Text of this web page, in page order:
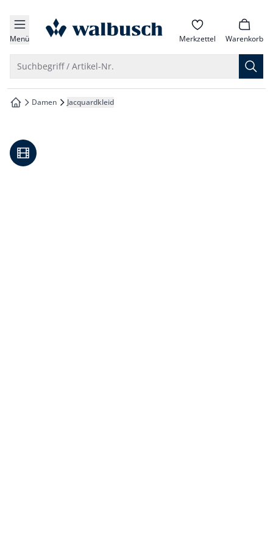
springen
springen
springen
springen
Menü zur Startseite Merkzettel Warenkorb
Suchbegriff / Artikel-Nr.
zur Startseite
Damen Jacquardkleid
Video